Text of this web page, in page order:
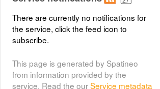
Línies de bus urbà - U2
(bus_linia_u2)
(bus_linia_u3)
There are currently no notifications for
the service, click the feed icon to
subscribe.
This page is generated by Spatineo
from information provided by the
service. Read the ourService metadata